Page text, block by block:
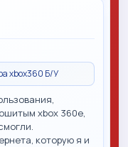
xbox360 Б/У
xbox 360e,
которую я и